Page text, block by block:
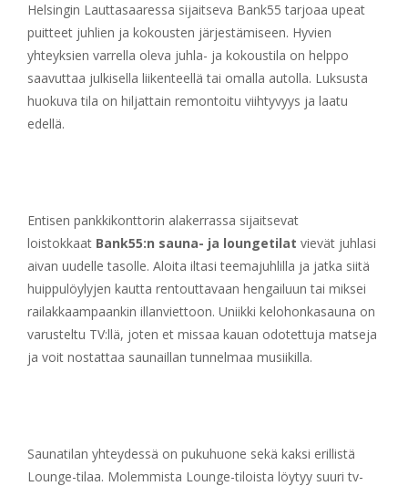
Helsingin Lauttasaaressa sijaitseva Bank55 tarjoaa upeat
puitteet juhlien ja kokousten järjestämiseen. Hyvien
yhteyksien varrella oleva juhla- ja kokoustila on helppo
saavuttaa julkisella liikenteellä tai omalla autolla. Luksusta
huokuva tila on hiljattain remontoitu viihtyvyys ja laatu
edellä.
Entisen pankkikonttorin alakerrassa sijaitsevat
loistokkaat Bank55:n sauna- ja loungetilat vievät juhlasi
aivan uudelle tasolle. Aloita iltasi teemajuhlilla ja jatka siitä
huippulöylyjen kautta rentouttavaan hengailuun tai miksei
railakkaampaankin illanviettoon. Uniikki kelohonkasauna on
varusteltu TV:llä, joten et missaa kauan odotettuja matseja
ja voit nostattaa saunaillan tunnelmaa musiikilla.
Saunatilan yhteydessä on pukuhuone sekä kaksi erillistä
Lounge-tilaa. Molemmista Lounge-tiloista löytyy suuri tv-